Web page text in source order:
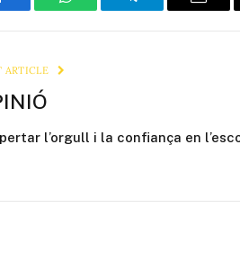
WhatsAppTelegram Email
ARTICLE
l’orgull i la confiança en